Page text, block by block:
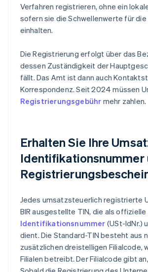
Verfahren registrieren, ohne ein
sofern sie die Schwellenwerte für
einhalten.
Die Registrierung erfolgt über das
dessen Zuständigkeit der
fällt. Das Amt ist dann auch
Korrespondenz. Seit 2024 müssen
Registrierungsgebühr mehr zahlen.
Erhalten Sie Ihre
Identifikationsnummer
Jedes umsatzsteuerlich registrierte
BIR ausgestellte TIN, die als offizielle
Identifikationsnummer (USt-IdNr.)
dient. Die Standard-TIN besteht aus
zusätzlichen dreistelligen Filialcode,
Filialen betreibt. Der Filialcode gibt